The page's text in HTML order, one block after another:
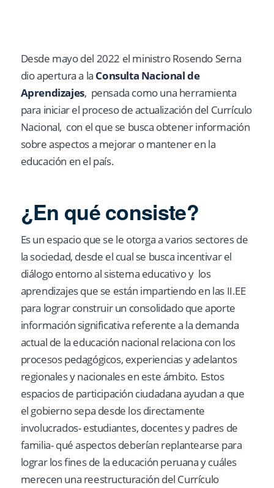
Desde mayo del 2022 el ministro Rosendo Serna
dio apertura a la Consulta Nacional de
Aprendizajes, pensada como una herramienta
para iniciar el proceso de actualización del Currículo
Nacional, con el que se busca obtener información
sobre aspectos a mejorar o mantener en la
educación en el país.
¿En qué consiste?
Es un espacio que se le otorga a varios sectores de
la sociedad, desde el cual se busca incentivar el
diálogo entorno al sistema educativo y los
aprendizajes que se están impartiendo en las II.EE
para lograr construir un consolidado que aporte
información significativa referente a la demanda
actual de la educación nacional relaciona con los
procesos pedagógicos, experiencias y adelantos
regionales y nacionales en este ámbito. Estos
espacios de participación ciudadana ayudan a que
el gobierno sepa desde los directamente
involucrados- estudiantes, docentes y padres de
familia- qué aspectos deberían replantearse para
lograr los fines de la educación peruana y cuáles
merecen una reestructuración del Currículo